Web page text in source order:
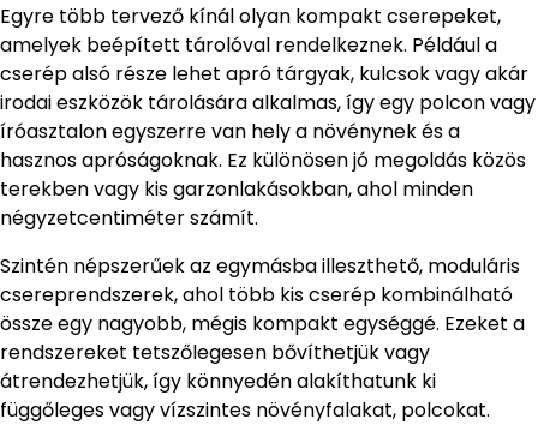
Egyre több tervező kínál olyan kompakt cserepeket,
amelyek beépített tárolóval rendelkeznek. Például a
cserép alsó része lehet apró tárgyak, kulcsok vagy akár
irodai eszközök tárolására alkalmas, így egy polcon vagy
íróasztalon egyszerre van hely a növénynek és a
hasznos apróságoknak. Ez különösen jó megoldás közös
terekben vagy kis garzonlakásokban, ahol minden
négyzetcentiméter számít.
Szintén népszerűek az egymásba illeszthető, moduláris
csereprendszerek, ahol több kis cserép kombinálható
össze egy nagyobb, mégis kompakt egységgé. Ezeket a
rendszereket tetszőlegesen bővíthetjük vagy
átrendezhetjük, így könnyedén alakíthatunk ki
függőleges vagy vízszintes növényfalakat, polcokat.